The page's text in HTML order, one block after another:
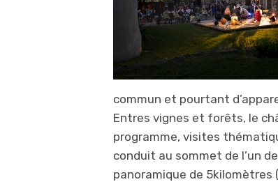
commun et pourtant
Entres vignes et forêts, le
programme, visites
conduit au sommet de l’un
panoramique de